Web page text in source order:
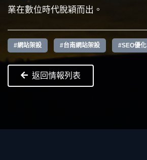
業在數位時代脫穎而出。
#網站架設 #台南網站架設 #SEO優化
返回情報列表